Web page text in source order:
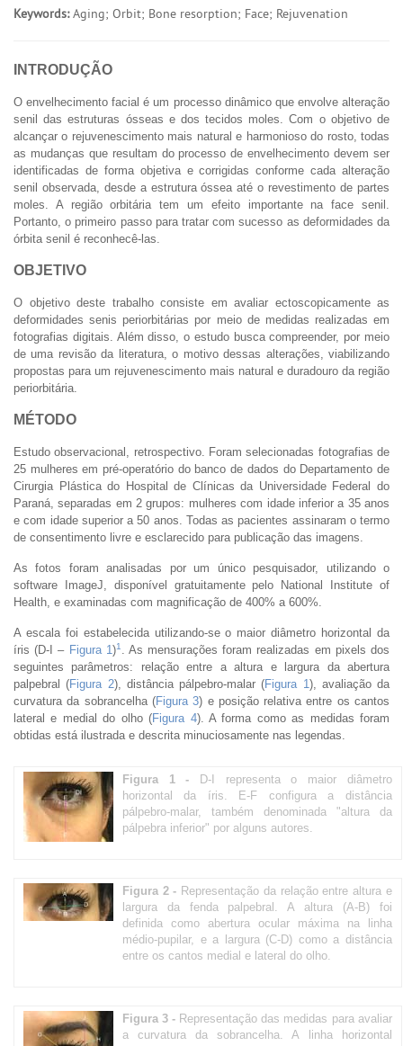
Keywords:Aging; Orbit; Bone resorption; Face; Rejuvenation
INTRODUÇÃO
O envelhecimento facial é um processo dinâmico que envolve alteração
senil das estruturas ósseas e dos tecidos moles. Com o objetivo de
alcançar o rejuvenescimento mais natural e harmonioso do rosto, todas
as mudanças que resultam do processo de envelhecimento devem ser
identificadas de forma objetiva e corrigidas conforme cada alteração
senil observada, desde a estrutura óssea até o revestimento de partes
moles. A região orbitária tem um efeito importante na face senil.
Portanto, o primeiro passo para tratar com sucesso as deformidades da
órbita senil é reconhecê-las.
OBJETIVO
O objetivo deste trabalho consiste em avaliar ectoscopicamente as
deformidades senis periorbitárias por meio de medidas realizadas em
fotografias digitais. Além disso, o estudo busca compreender, por meio
de uma revisão da literatura, o motivo dessas alterações, viabilizando
propostas para um rejuvenescimento mais natural e duradouro da região
periorbitária.
MÉTODO
Estudo observacional, retrospectivo. Foram selecionadas fotografias de
25 mulheres em pré-operatório do banco de dados do Departamento de
Cirurgia Plástica do Hospital de Clínicas da Universidade Federal do
Paraná, separadas em 2 grupos: mulheres com idade inferior a 35 anos
e com idade superior a 50 anos. Todas as pacientes assinaram o termo
de consentimento livre e esclarecido para publicação das imagens.
As fotos foram analisadas por um único pesquisador, utilizando o
software ImageJ, disponível gratuitamente pelo National Institute of
Health, e examinadas com magnificação de 400% a 600%.
A escala foi estabelecida utilizando-se o maior diâmetro horizontal da
íris (D-I – Figura 1 )1
. As mensurações foram realizadas em pixels dos
seguintes parâmetros: relação entre a altura e largura da abertura
palpebral (Figura 2), distância pálpebro-malar (Figura 1 ), avaliação da
curvatura da sobrancelha (Figura 3) e posição relativa entre os cantos
lateral e medial do olho (Figura 4). A forma como as medidas foram
obtidas está ilustrada e descrita minuciosamente nas legendas.
Figura 1 -
D-I representa o maior diâmetro
horizontal da íris. E-F configura a distância
pálpebro-malar, também denominada "altura da
pálpebra inferior" por alguns autores.
Figura 2 - Representação da relação entre altura e
largura da fenda palpebral. A altura (A-B) foi
definida como abertura ocular máxima na linha
médio-pupilar, e a largura (C-D) como a distância
entre os cantos medial e lateral do olho.
Figura 3 - Representação das medidas para avaliar
a curvatura da sobrancelha. A linha horizontal